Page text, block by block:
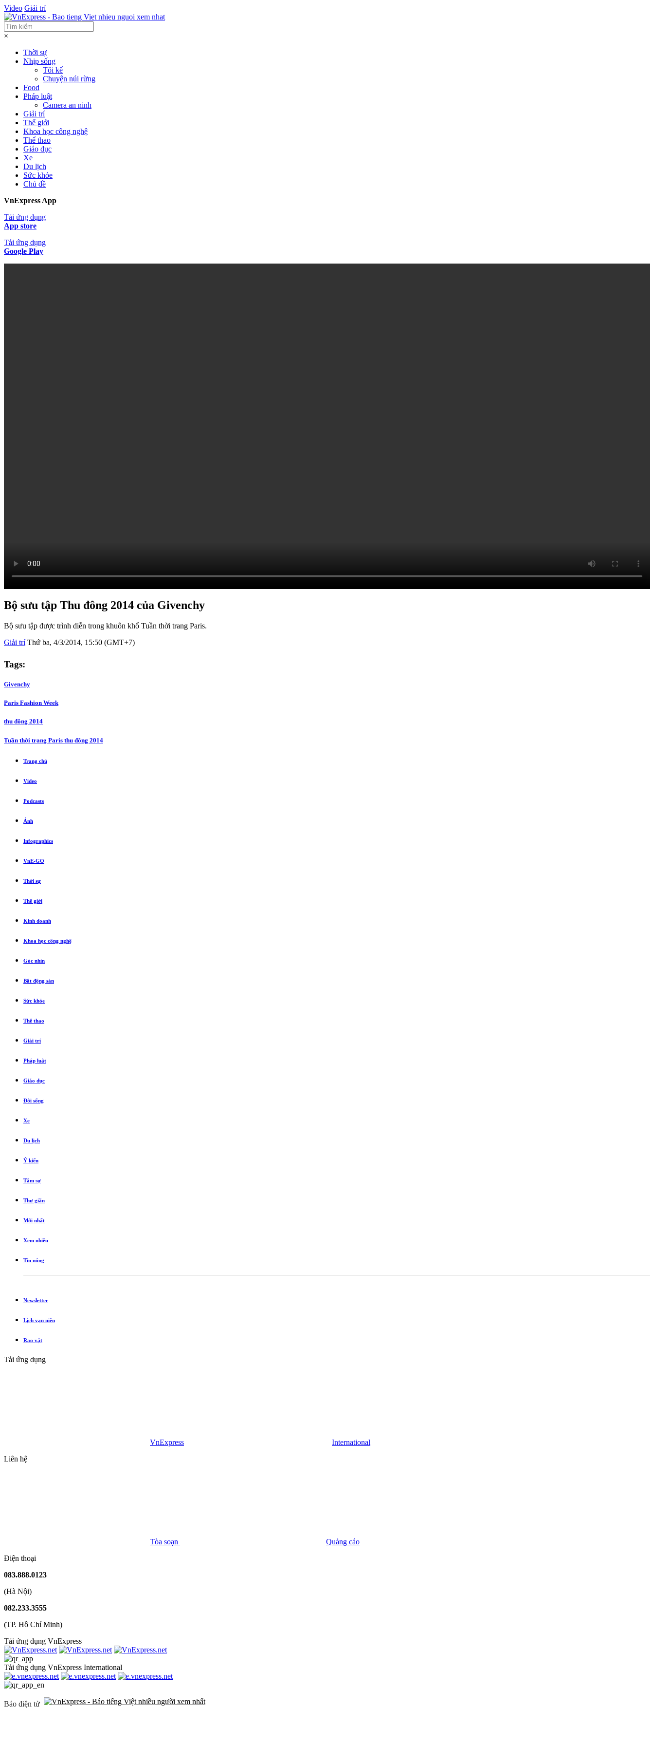
Video Giải trí
×
Thời sự
Nhịp sống
Tôi kể
Chuyện núi rừng
Food
Pháp luật
Camera an ninh
Giải trí
Thế giới
Khoa học công nghệ
Thể thao
Giáo dục
Xe
Du lịch
Sức khỏe
Chủ đề
VnExpress App
Tải ứng dụng
App store
Tải ứng dụng
Google Play
Bộ sưu tập Thu đông 2014 của Givenchy
Bộ sưu tập được trình diễn trong khuôn khổ Tuần thời trang Paris.
Giải trí Thứ ba, 4/3/2014, 15:50 (GMT+7)
Tags:
Givenchy
Paris Fashion Week
thu đông 2014
Tuần thời trang Paris thu đông 2014
Trang chủ
Video
Podcasts
Ảnh
Infographics
VnE-GO
Thời sự
Thế giới
Kinh doanh
Khoa học công nghệ
Góc nhìn
Bất động sản
Sức khỏe
Thể thao
Giải trí
Pháp luật
Giáo dục
Đời sống
Xe
Du lịch
Ý kiến
Tâm sự
Thư giãn
Mới nhất
Xem nhiều
Tin nóng
Newsletter
Lịch vạn niên
Rao vặt
Tải ứng dụng
VnExpress
International
Liên hệ
Tòa soạn
Quảng cáo
Điện thoại
083.888.0123
(Hà Nội)
082.233.3555
(TP. Hồ Chí Minh)
Tải ứng dụng VnExpress
Tải ứng dụng VnExpress International
Báo điện tử